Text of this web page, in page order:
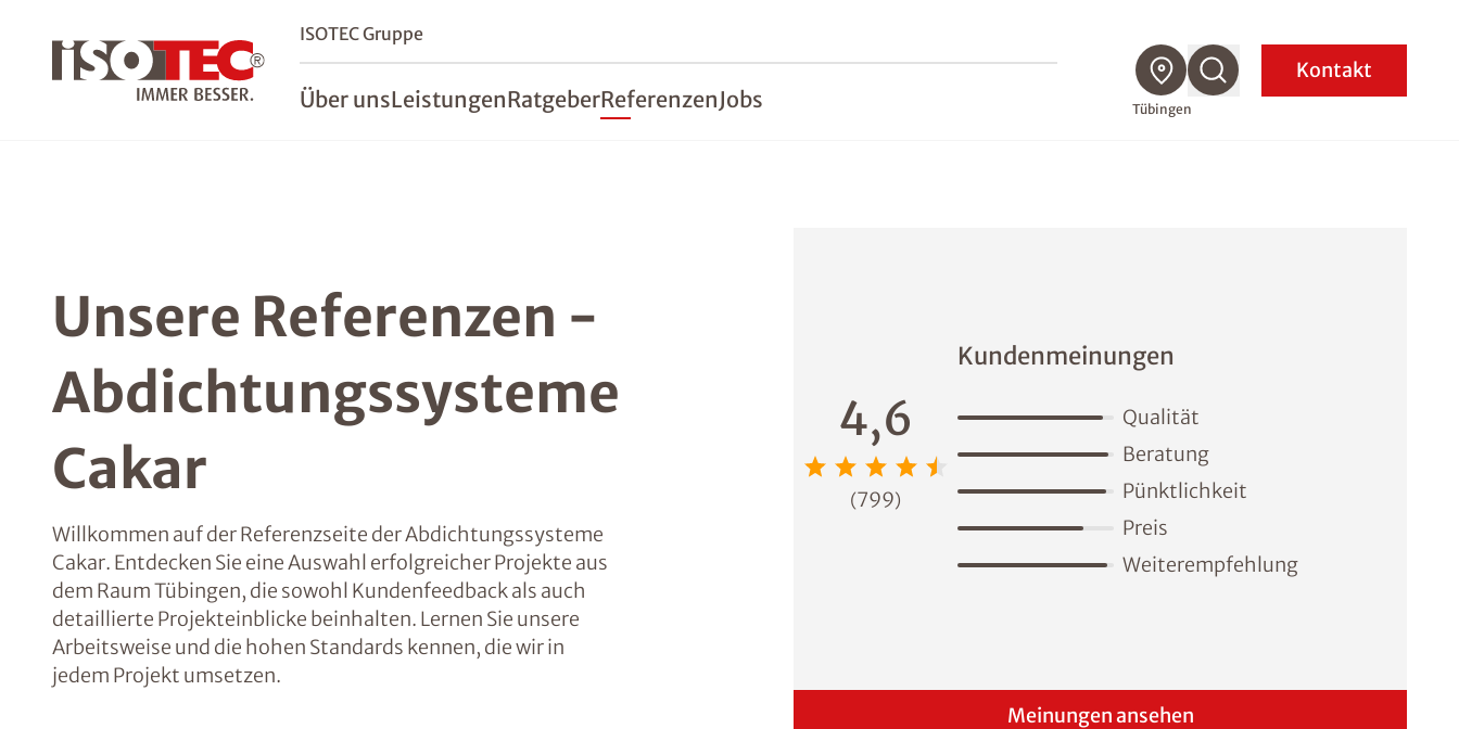
ISOTEC Gruppe
Über unsLeistungenRatgeberReferenzenJobs Tübingen
Kontakt
Unsere Referenzen -
Abdichtungssysteme
Cakar
Willkommen auf der Referenzseite der Abdichtungssysteme
Cakar. Entdecken Sie eine Auswahl erfolgreicher Projekte aus
dem Raum Tübingen, die sowohl Kundenfeedback als auch
detaillierte Projekteinblicke beinhalten. Lernen Sie unsere
Arbeitsweise und die hohen Standards kennen, die wir in
jedem Projekt umsetzen.
4,6
(799)
Kundenmeinungen
Qualität
Beratung
Pünktlichkeit
Preis
Weiterempfehlung
Meinungen ansehen